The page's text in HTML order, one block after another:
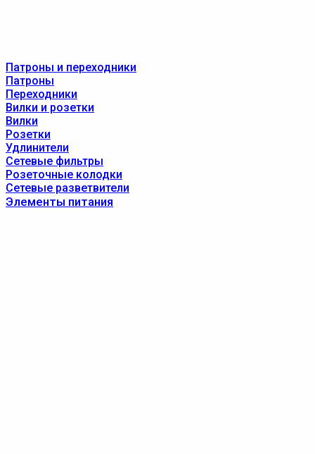
Патроны и переходники
Патроны
Переходники
Вилки и розетки
Вилки
Розетки
Удлинители
Сетевые фильтры
Розеточные колодки
Сетевые разветвители
Элементы питания